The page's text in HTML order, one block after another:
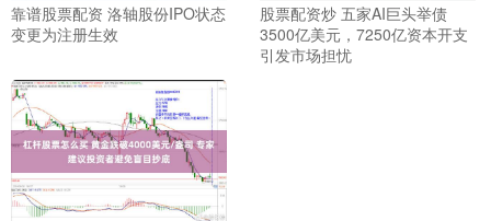
靠谱股票配资 洛轴股份IPO状态
变更为注册生效
股票配资炒 五家AI巨头举债
3500亿美元，7250亿资本开支
引发市场担忧